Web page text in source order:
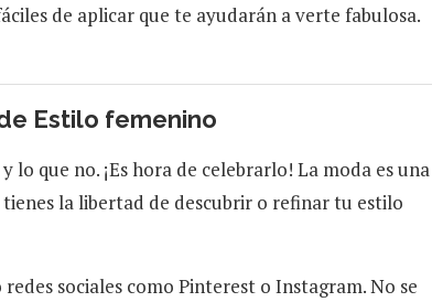
de aplicar que te ayudarán a verte fabulosa.
Estilo femenino
lo que no. ¡Es hora de celebrarlo! La moda es una
la libertad de descubrir o refinar tu estilo
sociales como Pinterest o Instagram. No se